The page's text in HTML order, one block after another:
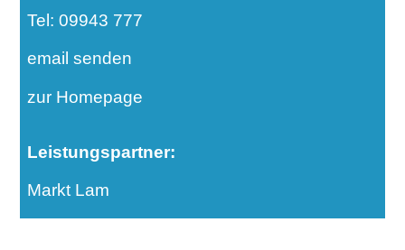
Tel: 09943 777
email senden
zur Homepage
Leistungspartner:
Markt Lam